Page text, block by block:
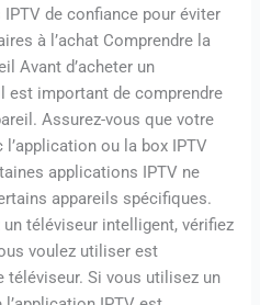
de confiance pour éviter
à l’achat Comprendre la
Avant d’acheter un
est important de comprendre
Assurez-vous que votre
ou la box IPTV
applications IPTV ne
appareils spécifiques.
téléviseur intelligent, vérifiez
voulez utiliser est
téléviseur. Si vous utilisez un